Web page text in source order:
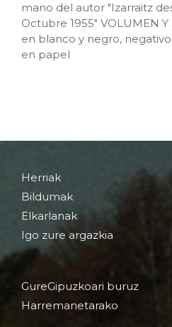
mano del autor "Izarraitz
Octubre 1955" VOLUMEN Y
en blanco y negro,
en papel
Herriak
Bildumak
Elkarlanak
Igo zure argazkia
GureGipuzkoari buruz
Harremanetarako